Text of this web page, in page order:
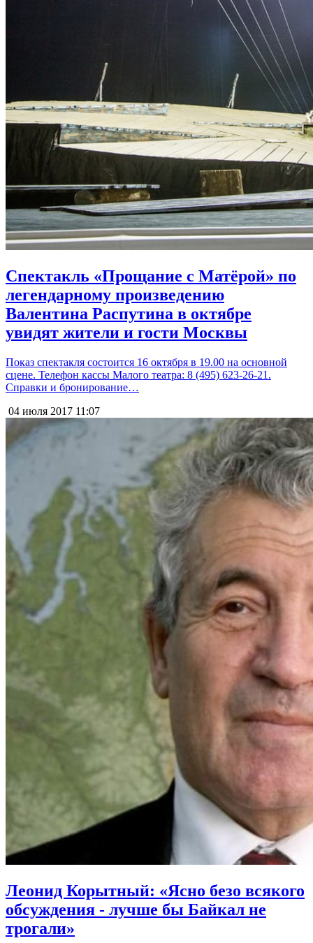
Спектакль «Прощание с Матёрой» по
легендарному произведению
Валентина Распутина в октябре
увидят жители и гости Москвы
Показ спектакля состоится 16 октября в 19.00 на основной
сцене. Телефон кассы Малого театра: 8 (495) 623-26-21.
Справки и бронирование…
04 июля 2017 11:07
Леонид Корытный: «Ясно безо всякого
обсуждения - лучше бы Байкал не
трогали»